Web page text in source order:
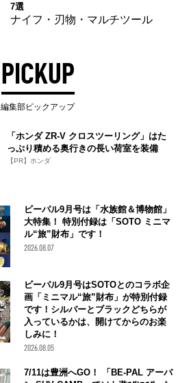
7選
ナイフ・刃物・マルチツール
PICKUP
編集部ピックアップ
「ホンダ ZR-V クロスツーリング」はた
っぷり積める奥行きの長い荷室を装備
【PR】ホンダ
ビーパル9月号は「水族館＆博物館」
大特集！ 特別付録は「SOTO ミニマ
ル“旅”財布」です！
2026.08.07
ビーパル9月号はSOTOとのコラボ企
画「ミニマル“旅”財布」が特別付録
です！シルバーとブラックどちらが
入っているかは、開けてからのお楽
しみに！
2026.08.05
7/11は豊洲へGO！ 「BE-PAL アーバ